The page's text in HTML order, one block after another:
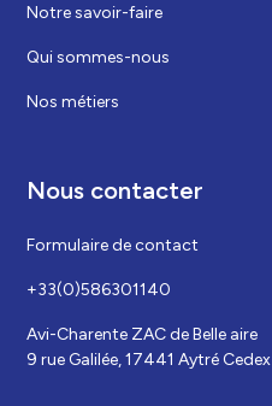
Notre savoir-faire
Qui sommes-nous
Nos métiers
Nous contacter
Formulaire de contact
+33(0)586301140
Avi-Charente ZAC de Belle aire
9 rue Galilée, 17441 Aytré Cedex